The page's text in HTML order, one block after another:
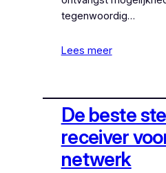
tegenwoordig…
Lees meer
De beste
receiver
netwerk